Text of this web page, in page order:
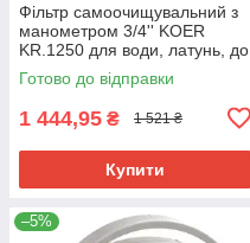
Фільтр самоочищувальний з
манометром 3/4'' KOER
KR.1250 для води, латунь, до
10 бар (KR2657)
Готово до відправки
1 444,95 ₴ 1 521 ₴
Купити
–5%